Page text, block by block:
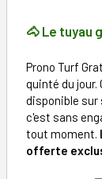
🐴 Le tuyau
Prono Turf
quinté du jour.
disponible
c'est sans
tout moment.
offerte